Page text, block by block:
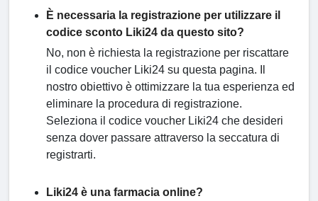
È necessaria la registrazione per utilizzare il
codice sconto Liki24 da questo sito?
No, non è richiesta la registrazione per riscattare
il codice voucher Liki24 su questa pagina. Il
nostro obiettivo è ottimizzare la tua esperienza ed
eliminare la procedura di registrazione.
Seleziona il codice voucher Liki24 che desideri
senza dover passare attraverso la seccatura di
registrarti.
Liki24 è una farmacia online?